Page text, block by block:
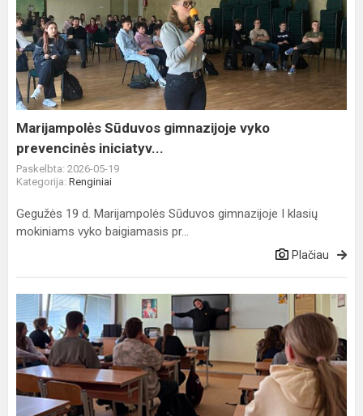
Sūduvos
gimnazijoje
vyko
prevencinės
iniciatyv...
Marijampolės Sūduvos gimnazijoje vyko
prevencinės iniciatyv...
Paskelbta: 2026-05-19
Kategorija: Renginiai
Gegužės 19 d. Marijampolės Sūduvos gimnazijoje I klasių
mokiniams vyko baigiamasis pr...
Plačiau
Lietuva
užsieniečio
akimis:
į
gimnaziją
sugrįžęs